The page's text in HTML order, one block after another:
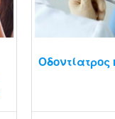
Οδοντίατρος